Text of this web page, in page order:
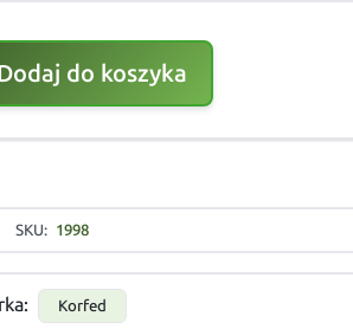
do koszyka
SKU: 1998
Korfed